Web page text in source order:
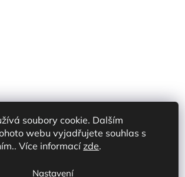
soubory cookie. Dalším
webu vyjadřujete souhlas s
Více informacízde.
Nastavení
Partner CZ
Shoptet Partner SK
na marketplace CZ/SK